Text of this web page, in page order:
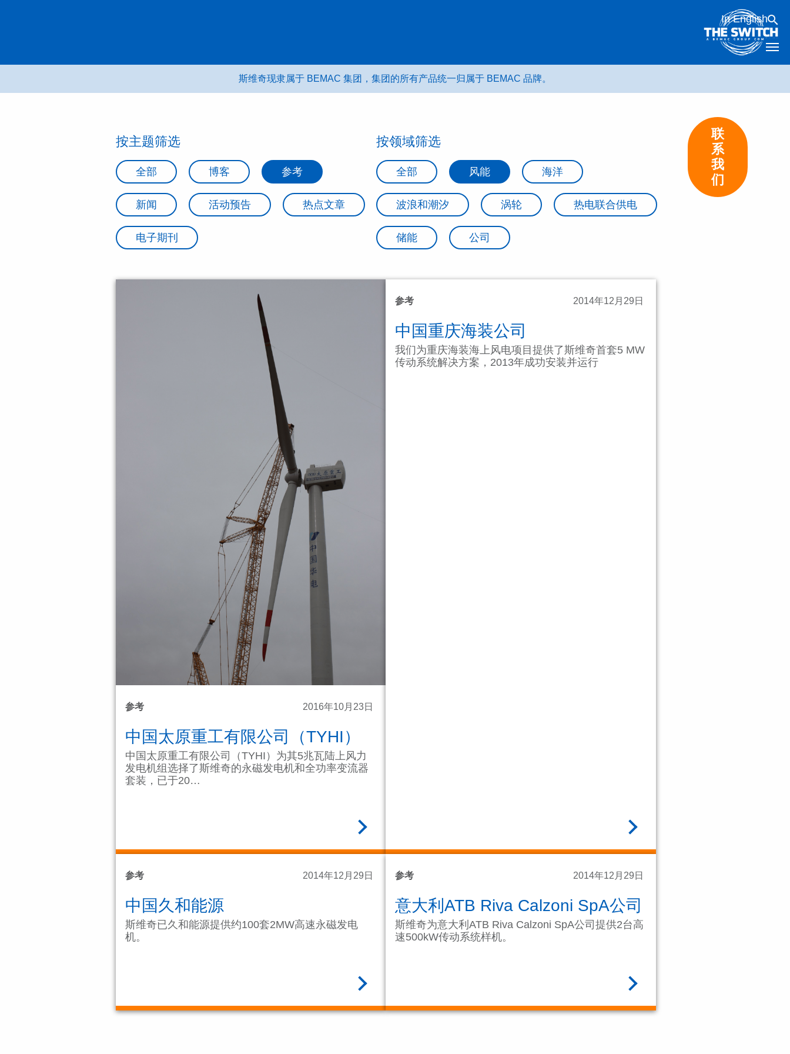
容
联
系
我
们
In English
斯维奇现隶属于 BEMAC 集团，集团的所有产品统一归属于 BEMAC 品牌。
按主题筛选
全部 博客 参考
新闻 活动预告 热点文章
电子期刊
按领域筛选
全部 风能 海洋
波浪和潮汐 涡轮 热电联合供电
储能 公司
参考 2016年10月23日
中国太原重工有限公司（TYHI）
中国太原重工有限公司（TYHI）为其5兆瓦陆上风力
发电机组选择了斯维奇的永磁发电机和全功率变流器
套装，已于20…
参考 2014年12月29日
中国重庆海装公司
我们为重庆海装海上风电项目提供了斯维奇首套5 MW
传动系统解决方案，2013年成功安装并运行
参考 2014年12月29日
中国久和能源
斯维奇已久和能源提供约100套2MW高速永磁发电
机。
参考 2014年12月29日
意大利ATB Riva Calzoni SpA公司
斯维奇为意大利ATB Riva Calzoni SpA公司提供2台高
速500kW传动系统样机。